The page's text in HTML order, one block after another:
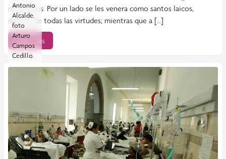
maniqueos. Por un lado se les venera como santos laicos,
dueños de todas las virtudes; mientras que a […]
Leer más
Antonio
Alcalde.
foto
Arturo
Campos
Cedillo.